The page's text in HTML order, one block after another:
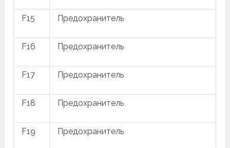
F15 Предохранитель
F16 Предохранитель
F17 Предохранитель
F18 Предохранитель
F19 Предохранитель